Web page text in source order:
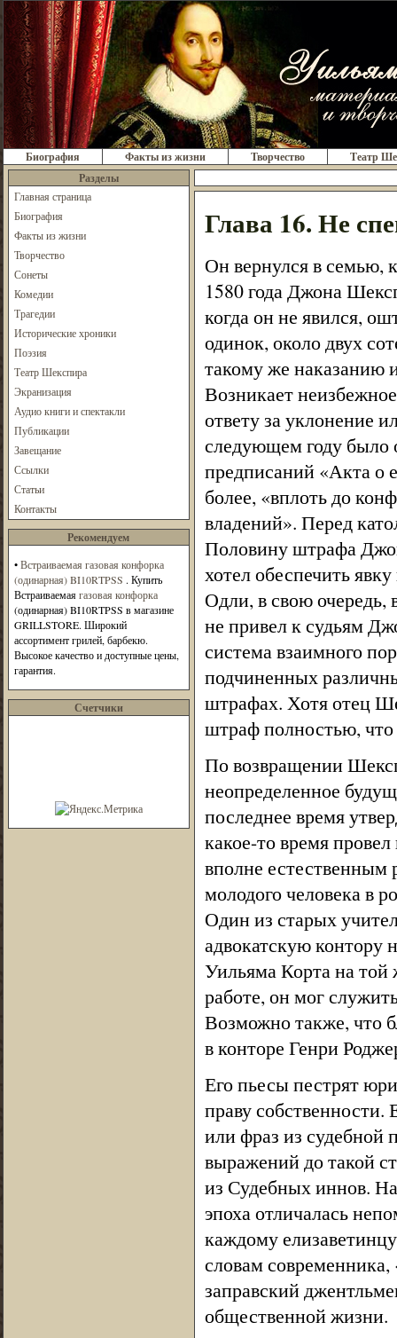
Биография Факты из жизни Творчество
Театр
Разделы
Главная страница
Биография
Факты из жизни
Творчество
Сонеты
Комедии
Трагедии
Исторические хроники
Поэзия
Театр Шекспира
Экранизация
Аудио книги и спектакли
Публикации
Завещание
Ссылки
Статьи
Контакты
Рекомендуем
•Встраиваемая газовая конфорка
(одинарная) BI10RTPSS . Купить
Встраиваемаягазовая конфорка
(одинарная) BI10RTPSS в магазине
GRILLSTORE. Широкий
ассортимент грилей, барбекю.
Высокое качество и доступные цены,
гарантия.
Счетчики
Глава 16. Не
Он вернулся в семью,
1580 года Джона
когда он не явился,
одинок, около двух
такому же наказанию
Возникает
ответу за уклонение
следующем году было
предписаний «Акта о
более, «вплоть до
владений». Перед
Половину штрафа
хотел обеспечить
Одли, в свою очередь,
не привел к судьям
система взаимного
подчиненных
штрафах. Хотя отец
штраф полностью, что
По возвращении
неопределенное
последнее время
какое-то время
вполне естественным
молодого человека в
Один из старых
адвокатскую контору
Уильяма Корта на той
работе, он мог
Возможно также, что
в конторе Генри
Его пьесы пестрят
праву собственности.
или фраз из
выражений до такой
из Судебных иннов.
эпоха отличалась
каждому
словам
заправский
общественной жизни.